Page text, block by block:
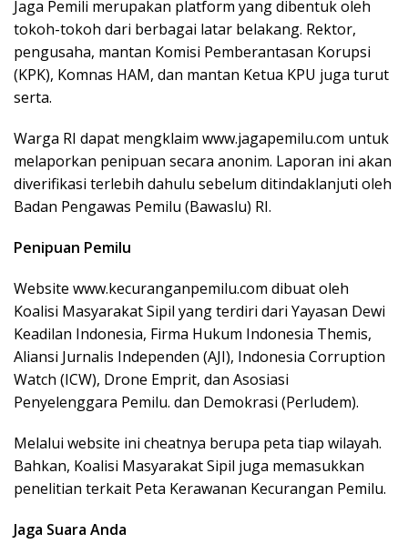
Jaga Pemili merupakan platform yang dibentuk oleh
tokoh-tokoh dari berbagai latar belakang. Rektor,
pengusaha, mantan Komisi Pemberantasan Korupsi
(KPK), Komnas HAM, dan mantan Ketua KPU juga turut
serta.
Warga RI dapat mengklaim www.jagapemilu.com untuk
melaporkan penipuan secara anonim. Laporan ini akan
diverifikasi terlebih dahulu sebelum ditindaklanjuti oleh
Badan Pengawas Pemilu (Bawaslu) RI.
Penipuan Pemilu
Website www.kecuranganpemilu.com dibuat oleh
Koalisi Masyarakat Sipil yang terdiri dari Yayasan Dewi
Keadilan Indonesia, Firma Hukum Indonesia Themis,
Aliansi Jurnalis Independen (AJI), Indonesia Corruption
Watch (ICW), Drone Emprit, dan Asosiasi
Penyelenggara Pemilu. dan Demokrasi (Perludem).
Melalui website ini cheatnya berupa peta tiap wilayah.
Bahkan, Koalisi Masyarakat Sipil juga memasukkan
penelitian terkait Peta Kerawanan Kecurangan Pemilu.
Jaga Suara Anda